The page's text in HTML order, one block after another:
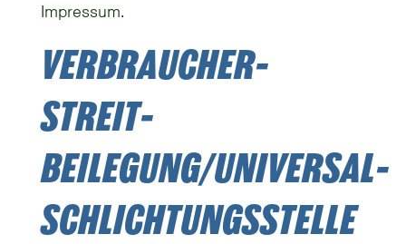
Impressum.
VERBRAUCHER­
STREIT­
BEILEGUNG/UNIVERSAL­
SCHLICHTUNGS­STELLE